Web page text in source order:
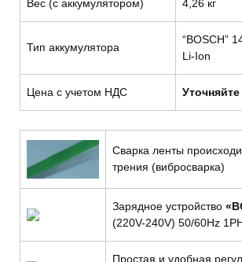
Вес (с аккумулятором) 4,26 кг
Тип аккумулятора
“BOSCH”
Li-Ion
Цена с учетом НДС
Сварка ленты
трения (вибросварка)
Зарядное устройство
(220V-240V) 50/60Hz
Простая и удобная